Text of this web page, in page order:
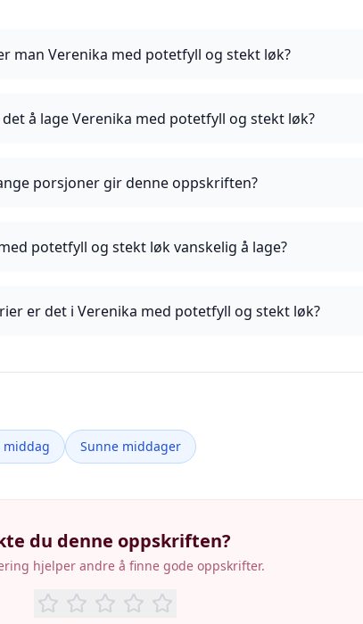
man Verenika med potetfyll og stekt løk?
å lage Verenika med potetfyll og stekt løk?
porsjoner gir denne oppskriften?
potetfyll og stekt løk vanskelig å lage?
er det i Verenika med potetfyll og stekt løk?
middag Sunne middager
du denne oppskriften?
hjelper andre å finne gode oppskrifter.